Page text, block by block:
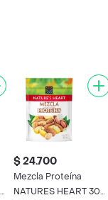
$ 24.700
Mezcla Proteína
NATURES HEART 300